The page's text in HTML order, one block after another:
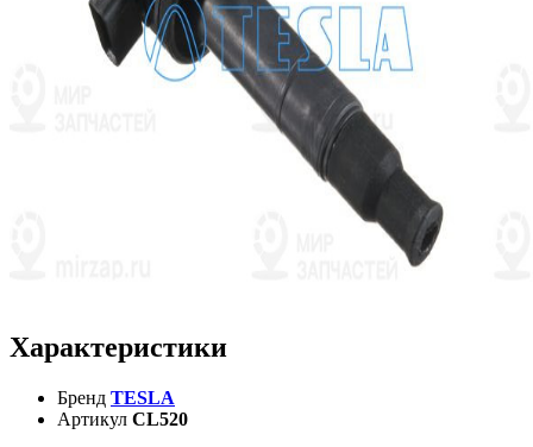
Характеристики
Бренд TESLA
Артикул CL520